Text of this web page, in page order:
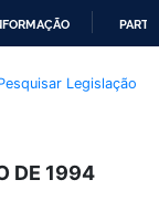
Legislação
DE 1994